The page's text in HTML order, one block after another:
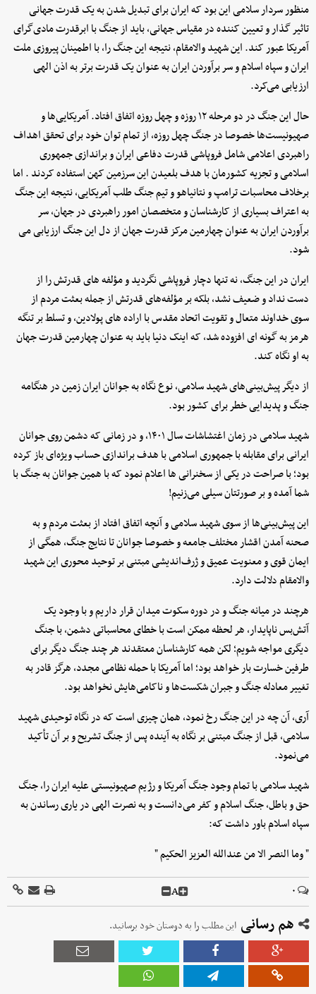
منظور سردار سلامی این بود که ایران برای تبدیل شدن به یک قدرت جهانی
تاثیر گذار و تعیین کننده در مقیاس جهانی، باید از جنگ با ابرقدرت مادی‌گرای
آمریکا عبور کند. این شهید والامقام، نتیجه این جنگ را، با اطمینان پیروزی ملت
ایران و سپاه اسلام و سر برآوردن ایران به عنوان یک قدرت برتر به اذن الهی
ارزیابی می‌کرد.
حال این جنگ در دو مرحله ۱۲ روزه و چهل روزه اتفاق افتاد. آمریکایی‌ها و
صهیونیست‌ها خصوصا در جنگ چهل روزه، از تمام توان خود برای تحقق اهداف
راهبردی اعلامی شامل فروپاشی قدرت دفاعی ایران و براندازی جمهوری
اسلامی و تجزیه کشورمان با هدف بلعیدن این سرزمین کهن استفاده کردند . اما
برخلاف محاسبات ترامپ و نتانیاهو و تیم جنگ طلب آمریکایی، نتیجه این جنگ
به اعتراف بسیاری از کارشناسان و متخصصان امور راهبردی در جهان، سر
برآوردن ایران به عنوان چهارمین مرکز قدرت جهان از دل این جنگ ارزیابی می
شود.
ایران در این جنگ، نه تنها دچار فروپاشی نگردید و مؤلفه های قدرتش را از
دست نداد و ضعیف نشد، بلکه بر مؤلفه‌های قدرتش از جمله بعثت مردم از
سوی خداوند متعال و تقویت اتحاد مقدس با اراده های پولادین، و تسلط بر تنگه
هرمز به گونه ای افزوده شد، که اینک دنیا باید به عنوان چهارمین قدرت جهان
به او نگاه کند.
از دیگر پیش‌بینی‌های شهید سلامی، نوع نگاه به جوانان ایران زمین در هنگامه
جنگ و پدیدایی خطر برای کشور بود.
شهید سلامی در زمان اغتشاشات سال ۱۴۰۱، و در زمانی که دشمن روی جوانان
ایرانی برای مقابله با جمهوری اسلامی با هدف براندازی حساب ویژه‌ای باز کرده
بود؛ با صراحت در یکی از سخنرانی ها اعلام نمود که با همین جوانان به جنگ با
شما آمده و بر صورتتان سیلی می‌زنیم!
این پیش‌بینی‌ها از سوی شهید سلامی و آنچه اتفاق افتاد از بعثت مردم و به
صحنه آمدن اقشار مختلف جامعه و خصوصا جوانان تا نتایج جنگ، همگی از
ایمان قوی و معنویت عمیق و ژرف‌اندیشی مبتنی بر توحید محوری این شهید
والامقام دلالت دارد.
هرچند در میانه جنگ و در دوره سکوت میدان قرار داریم و با وجود یک
آتش‌بس ناپایدار، هر لحظه ممکن است با خطای محاسباتی دشمن، با جنگ
دیگری مواجه شویم؛ لکن همه کارشناسان معتقدند هر چند جنگ دیگر برای
طرفین خسارت بار خواهد بود؛ اما آمریکا با حمله نظامی مجدد، هرگز قادر به
تغییر معادله جنگ و جبران شکست‌ها و ناکامی‌هایش نخواهد بود.
آری، آن چه در این جنگ رخ نمود، همان چیزی است که در نگاه توحیدی شهید
سلامی، قبل از جنگ مبتنی بر نگاه به آینده پس از جنگ تشریح و بر آن تأکید
می‌نمود.
شهید سلامی با تمام وجود جنگ آمریکا و رژیم صهیونیستی علیه ایران را، جنگ
حق و باطل، جنگ اسلام و کفر می‌دانست و به نصرت الهی در یاری رساندن به
سپاه اسلام باور داشت که:
" وما النصر الا من عندالله العزیز الحکیم "
۰ A
هم رسانی این مطلب را به دوستان خود برسانید.